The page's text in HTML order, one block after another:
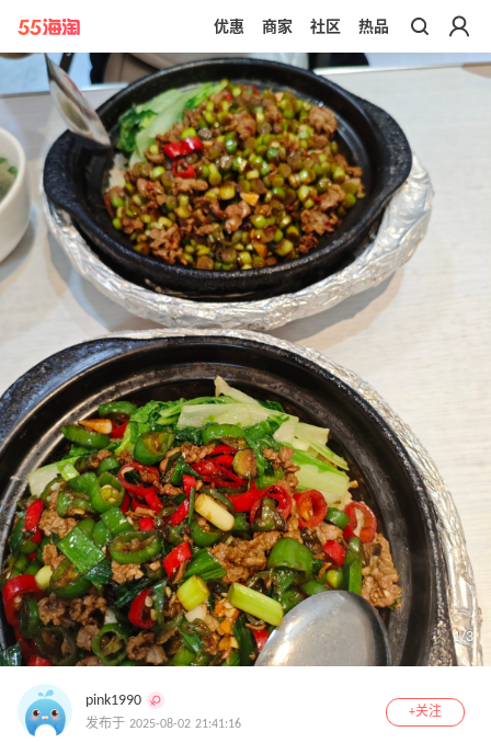
带你去官网买正品
优惠 商家 社区 热品
1/3
pink1990
发布于 2025-08-02 21:41:16
+关注